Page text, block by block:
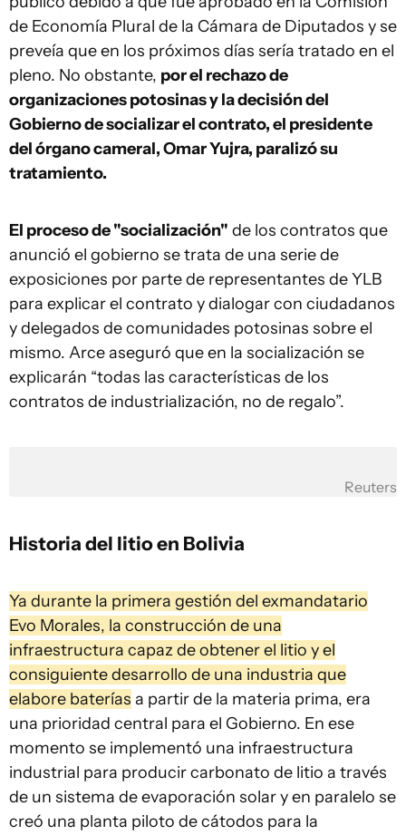
de Economía Plural de la Cámara de Diputados y se
preveía que en los próximos días sería tratado en el
pleno. No obstante, por el rechazo de
organizaciones potosinas y la decisión del
Gobierno de socializar el contrato, el presidente
del órgano cameral, Omar Yujra, paralizó su
tratamiento.
El proceso de "socialización" de los contratos que
anunció el gobierno se trata de una serie de
exposiciones por parte de representantes de YLB
para explicar el contrato y dialogar con ciudadanos
y delegados de comunidades potosinas sobre el
mismo. Arce aseguró que en la socialización se
explicarán “todas las características de los
contratos de industrialización, no de regalo”.
Reuters
Historia del litio en Bolivia
Ya durante la primera gestión del exmandatario
Evo Morales, la construcción de una
infraestructura capaz de obtener el litio y el
consiguiente desarrollo de una industria que
elabore baterías a partir de la materia prima, era
una prioridad central para el Gobierno. En ese
momento se implementó una infraestructura
industrial para producir carbonato de litio a través
de un sistema de evaporación solar y en paralelo se
creó una planta piloto de cátodos para la